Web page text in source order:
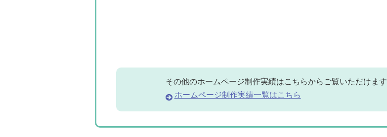
その他のホームページ制作実績はこちらからご覧いただけます
ホームページ制作実績一覧はこちら